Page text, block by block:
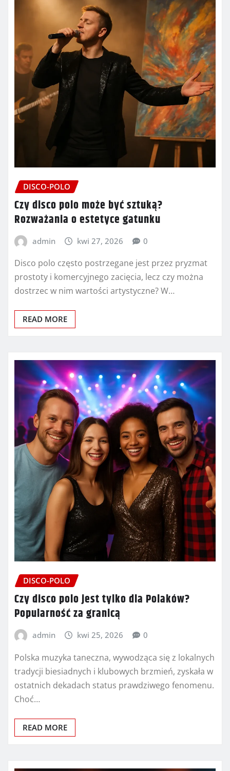
DISCO-POLO
Czy disco polo może być sztuką?
Rozważania o estetyce gatunku
admin kwi 27, 2026 0
Disco polo często postrzegane jest przez pryzmat
prostoty i komercyjnego zacięcia, lecz czy można
dostrzec w nim wartości artystyczne? W…
READ MORE
DISCO-POLO
Czy disco polo jest tylko dla Polaków?
Popularność za granicą
admin kwi 25, 2026 0
Polska muzyka taneczna, wywodząca się z lokalnych
tradycji biesiadnych i klubowych brzmień, zyskała w
ostatnich dekadach status prawdziwego fenomenu.
Choć…
READ MORE